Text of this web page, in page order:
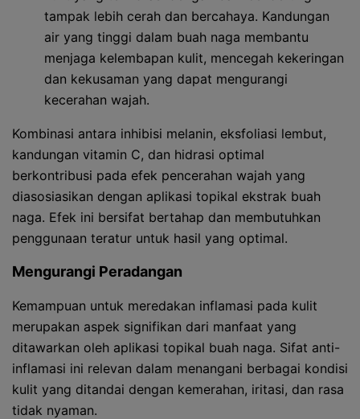
tampak lebih cerah dan bercahaya. Kandungan
air yang tinggi dalam buah naga membantu
menjaga kelembapan kulit, mencegah kekeringan
dan kekusaman yang dapat mengurangi
kecerahan wajah.
Kombinasi antara inhibisi melanin, eksfoliasi lembut,
kandungan vitamin C, dan hidrasi optimal
berkontribusi pada efek pencerahan wajah yang
diasosiasikan dengan aplikasi topikal ekstrak buah
naga. Efek ini bersifat bertahap dan membutuhkan
penggunaan teratur untuk hasil yang optimal.
Mengurangi Peradangan
Kemampuan untuk meredakan inflamasi pada kulit
merupakan aspek signifikan dari manfaat yang
ditawarkan oleh aplikasi topikal buah naga. Sifat anti-
inflamasi ini relevan dalam menangani berbagai kondisi
kulit yang ditandai dengan kemerahan, iritasi, dan rasa
tidak nyaman.